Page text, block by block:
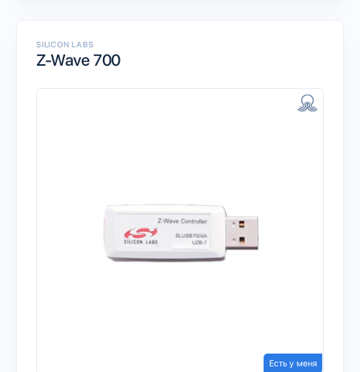
SILICON LABS
Z-Wave 700
Есть у меня